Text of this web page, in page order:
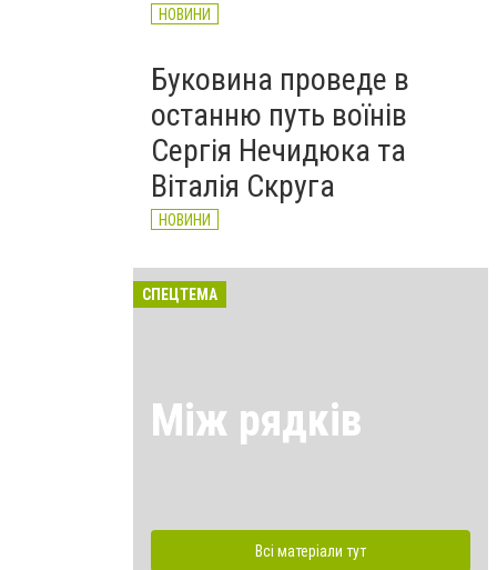
НОВИНИ
Буковина проведе в
останню путь воїнів
Сергія Нечидюка та
Віталія Скруга
НОВИНИ
СПЕЦТЕМА
Між рядків
Всі матеріали тут